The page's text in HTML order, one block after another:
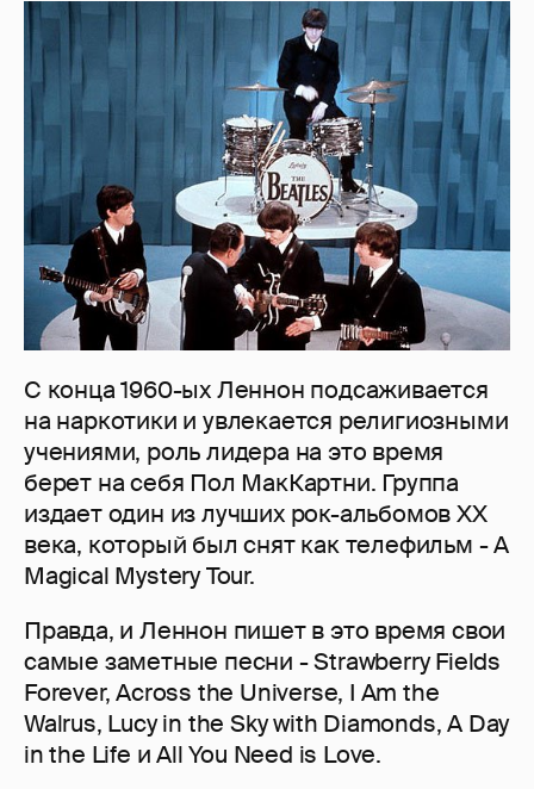
С конца 1960-ых Леннон подсаживается
на наркотики и увлекается религиозными
учениями, роль лидера на это время
берет на себя Пол МакКартни. Группа
издает один из лучших рок-альбомов XX
века, который был снят как телефильм - A
Magical Mystery Tour.
Правда, и Леннон пишет в это время свои
самые заметные песни - Strawberry Fields
Forever, Across the Universe, I Am the
Walrus, Lucy in the Sky with Diamonds, A Day
in the Life и All You Need is Love.